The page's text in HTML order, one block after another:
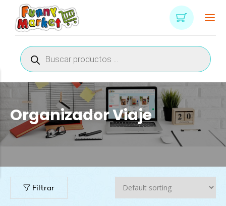
Búsqueda
de
productos
Organizador Viaje
Filtrar